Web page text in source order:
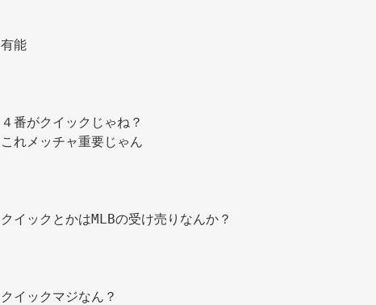
有能
４番がクイックじゃね？
これメッチャ重要じゃん
クイックとかはMLBの受け売りなんか？
クイックマジなん？